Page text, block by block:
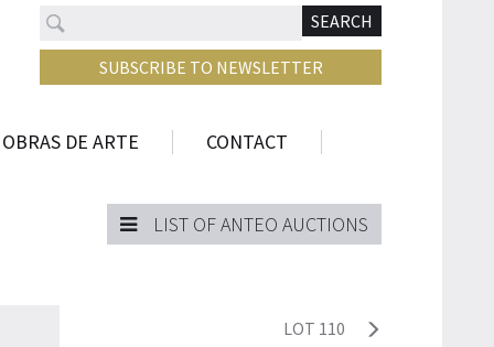
Search SEARCH
SUBSCRIBE TO NEWSLETTER
DE ARTE CONTACT
LIST OF ANTEO AUCTIONS
LOT 110